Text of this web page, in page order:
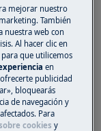
o
y
corriente.
mejorar nuestro
También
nuestra web con
Al hacer clic en
que utilicemos
en
publicidad
bloquearás
de navegación y
Para
cookies y